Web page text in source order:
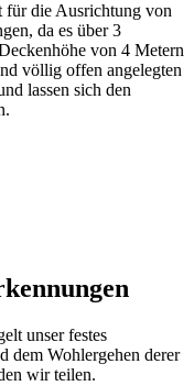
für die Ausrichtung von
da es über 3
von 4 Metern
völlig offen angelegten
lassen sich den
unser festes
dem Wohlergehen derer
wir teilen.